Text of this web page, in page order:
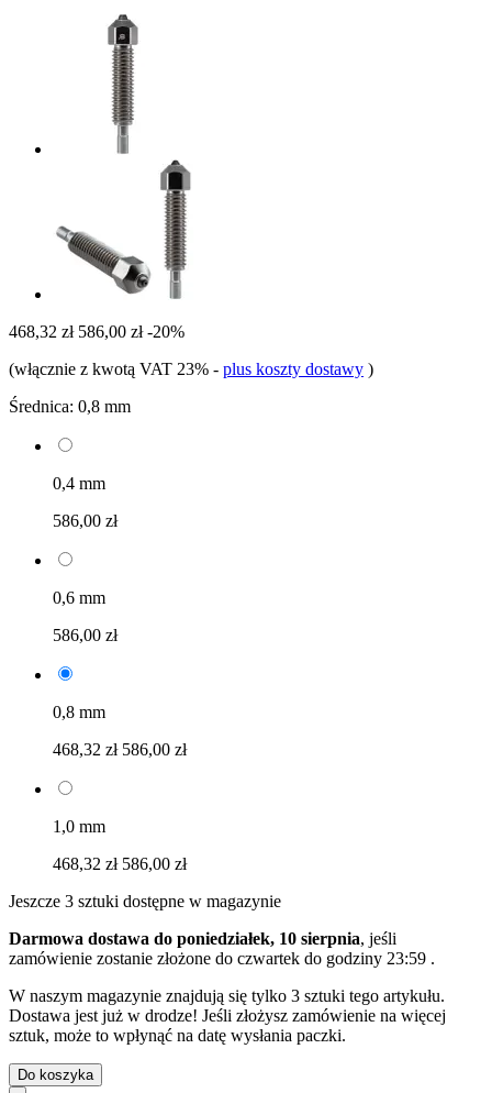
468,32 zł 586,00 zł -20%
(włącznie z kwotą VAT 23% - plus koszty dostawy )
Średnica: 0,8 mm
0,4 mm
586,00 zł
0,6 mm
586,00 zł
0,8 mm
468,32 zł 586,00 zł
1,0 mm
468,32 zł 586,00 zł
Jeszcze 3 sztuki dostępne w magazynie
Darmowa dostawa do poniedziałek, 10 sierpnia, jeśli
zamówienie zostanie złożone do czwartek do godziny 23:59 .
W naszym magazynie znajdują się tylko 3 sztuki tego artykułu.
Dostawa jest już w drodze! Jeśli złożysz zamówienie na więcej
sztuk, może to wpłynąć na datę wysłania paczki.
Do koszyka